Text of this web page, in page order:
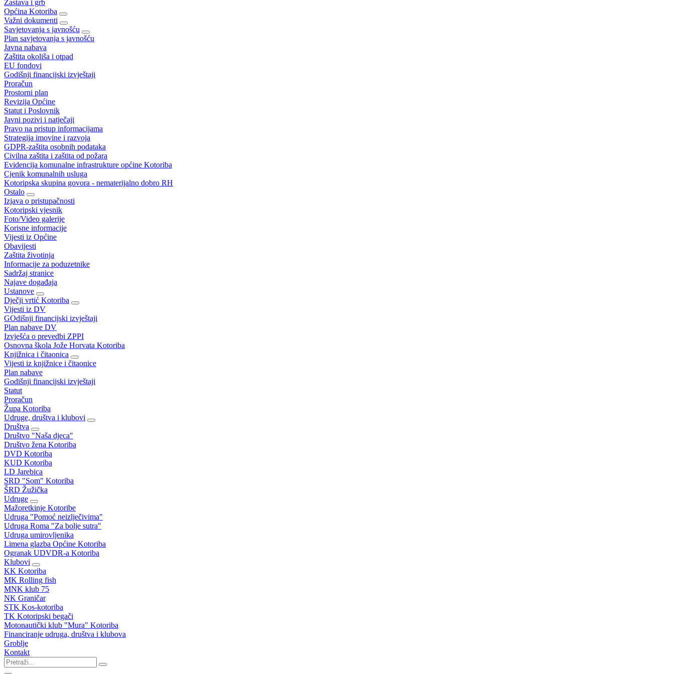
Zastava i grb
Općina Kotoriba
Važni dokumenti
Savjetovanja s javnošću
Plan savjetovanja s javnošću
Javna nabava
Zaštita okoliša i otpad
EU fondovi
Godišnji financijski izvještaji
Proračun
Prostorni plan
Revizija Općine
Statut i Poslovnik
Javni pozivi i natječaji
Pravo na pristup informacijama
Strategija imovine i razvoja
GDPR-zaštita osobnih podataka
Civilna zaštita i zaštita od požara
Evidencija komunalne infrastrukture općine Kotoriba
Cjenik komunalnih usluga
Kotoripska skupina govora - nematerijalno dobro RH
Ostalo
Izjava o pristupačnosti
Kotoripski vjesnik
Foto/Video galerije
Korisne informacije
Vijesti iz Općine
Obavijesti
Zaštita životinja
Informacije za poduzetnike
Sadržaj stranice
Najave događaja
Ustanove
Dječji vrtić Kotoriba
Vijesti iz DV
GOdišnji financijski izvještaji
Plan nabave DV
Izvješća o prevedbi ZPPI
Osnovna škola Jože Horvata Kotoriba
Knjižnica i čitaonica
Vijesti iz knjižnice i čitaonice
Plan nabave
Godišnji financijski izvještaji
Statut
Proračun
Župa Kotoriba
Udruge, društva i klubovi
Društva
Društvo "Naša djeca"
Društvo žena Kotoriba
DVD Kotoriba
KUD Kotoriba
LD Jarebica
SRD "Som" Kotoriba
ŠRD Žužička
Udruge
Mažoretkinje Kotoribe
Udruga "Pomoć neizlječivima"
Udruga Roma "Za bolje sutra"
Udruga umirovljenika
Limena glazba Općine Kotoriba
Ogranak UDVDR-a Kotoriba
Klubovi
KK Kotoriba
MK Rolling fish
MNK klub 75
NK Graničar
STK Kos-kotoriba
TK Kotoripski begači
Motonautički klub "Mura" Kotoriba
Financiranje udruga, društva i klubova
Groblje
Kontakt